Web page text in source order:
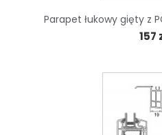
Parapet łukowy gięty z
157